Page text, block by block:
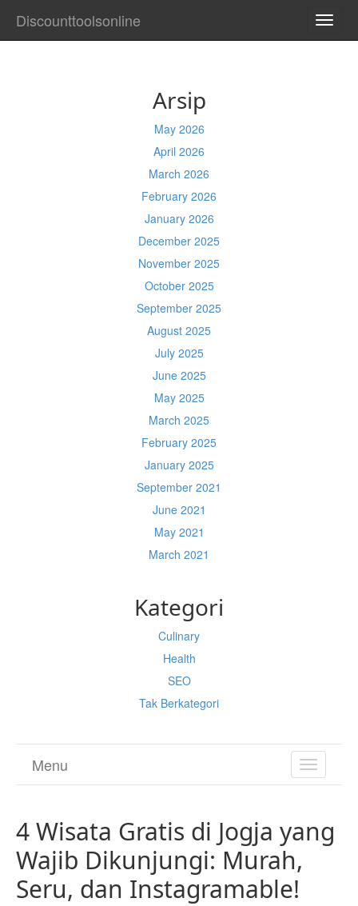
Discounttoolsonline
Arsip
May 2026
April 2026
March 2026
February 2026
January 2026
December 2025
November 2025
October 2025
September 2025
August 2025
July 2025
June 2025
May 2025
March 2025
February 2025
January 2025
September 2021
June 2021
May 2021
March 2021
Kategori
Culinary
Health
SEO
Tak Berkategori
TOGGLE
Menu
4 Wisata Gratis di Jogja yang
Wajib Dikunjungi: Murah,
Seru, dan Instagramable!